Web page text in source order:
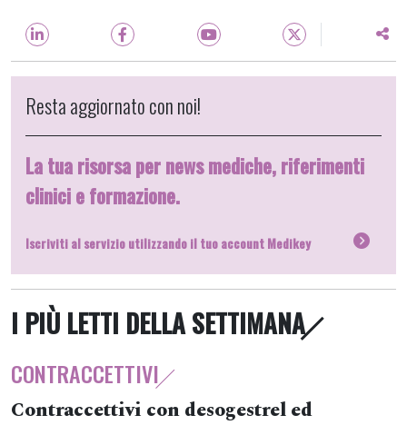
Resta aggiornato con noi!
La tua risorsa per news mediche, riferimenti
clinici e formazione.
Iscriviti al servizio utilizzando il tuo account Medikey
I PIÙ LETTI DELLA SETTIMANA
CONTRACCETTIVI
Contraccettivi con desogestrel ed